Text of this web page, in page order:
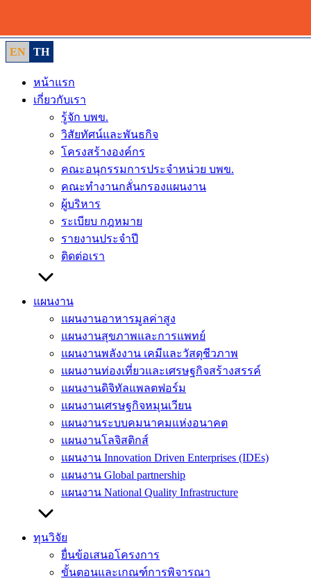
content
EN
TH
หน้าแรก
เกี่ยวกับเรา
รู้จัก บพข.
วิสัยทัศน์และพันธกิจ
โครงสร้างองค์กร
คณะอนุกรรมการประจำหน่วย บพข.
คณะทำงานกลั่นกรองแผนงาน
ผู้บริหาร
ระเบียบ กฎหมาย
รายงานประจำปี
ติดต่อเรา
แผนงาน
แผนงานอาหารมูลค่าสูง
แผนงานสุขภาพและการแพทย์
แผนงานพลังงาน เคมีและวัสดุชีวภาพ
แผนงานท่องเที่ยวและเศรษฐกิจสร้างสรรค์
แผนงานดิจิทัลแพลตฟอร์ม
แผนงานเศรษฐกิจหมุนเวียน
แผนงานระบบคมนาคมแห่งอนาคต
แผนงานโลจิสติกส์
แผนงาน Innovation Driven Enterprises (IDEs)
แผนงาน Global partnership
แผนงาน National Quality Infrastructure
ทุนวิจัย
ยื่นข้อเสนอโครงการ
ขั้นตอนและเกณฑ์การพิจารณา